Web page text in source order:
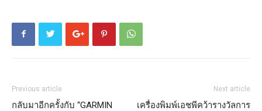
Previous article
กลับมาอีกครั้งกับ “GARMIN
Next article
เครื่องพิมพ์เอชพีคว้ารางวัลการ